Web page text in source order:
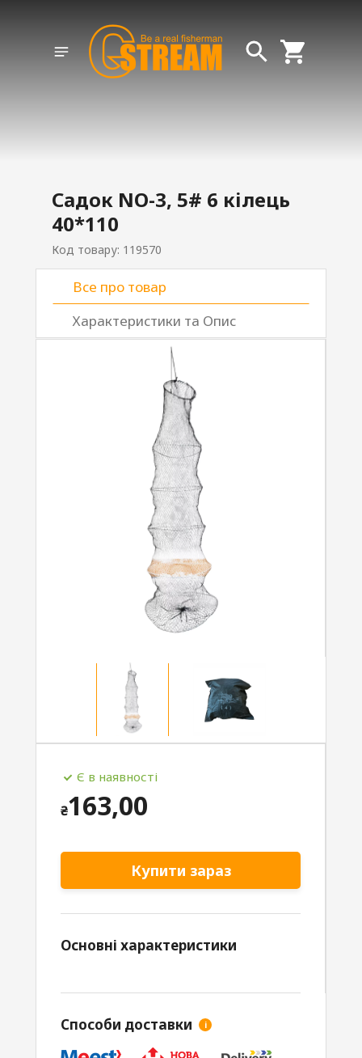
Садок NO-3, 5# 6 кілець
40*110
Код товару: 119570
Все про товар
Характеристики та Опис
Є в наявності
₴163,00
Купити зараз
Основні характеристики
Способи доставки i